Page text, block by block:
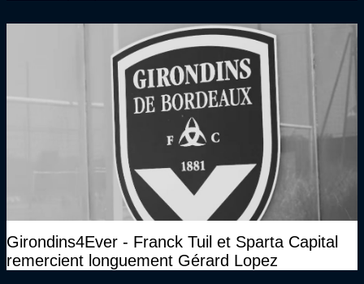
Girondins4Ever - Franck Tuil et Sparta Capital
remercient longuement Gérard Lopez